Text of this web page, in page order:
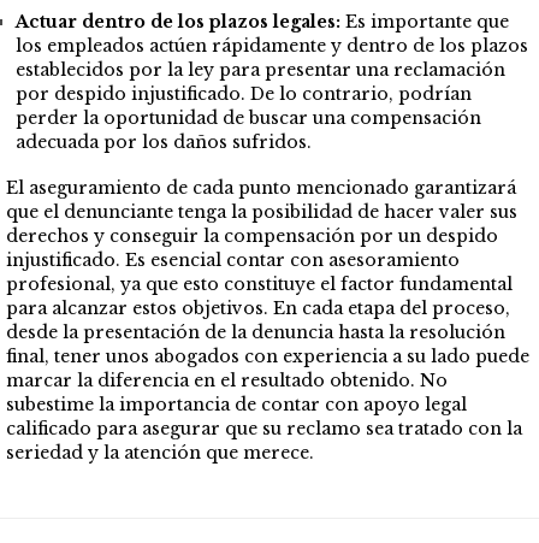
Actuar dentro de los plazos legales: Es importante que
los empleados actúen rápidamente y dentro de los plazos
establecidos por la ley para presentar una reclamación
por despido injustificado. De lo contrario, podrían
perder la oportunidad de buscar una compensación
adecuada por los daños sufridos.
El aseguramiento de cada punto mencionado garantizará
que el denunciante tenga la posibilidad de hacer valer sus
derechos y conseguir la compensación por un despido
injustificado. Es esencial contar con asesoramiento
profesional, ya que esto constituye el factor fundamental
para alcanzar estos objetivos. En cada etapa del proceso,
desde la presentación de la denuncia hasta la resolución
final, tener unos abogados con experiencia a su lado puede
marcar la diferencia en el resultado obtenido. No
subestime la importancia de contar con apoyo legal
calificado para asegurar que su reclamo sea tratado con la
seriedad y la atención que merece.